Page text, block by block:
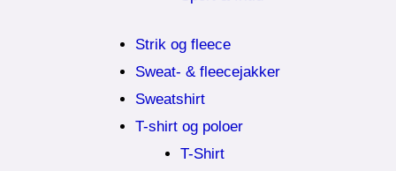
Strik og fleece
Sweat- & fleecejakker
Sweatshirt
T-shirt og poloer
T-Shirt